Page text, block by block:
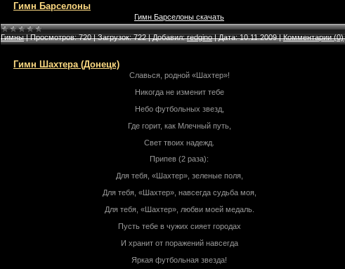
Гимн Барселоны
Гимн Барселоны скачать
Гимны|Просмотров: 720|Загрузок: 722|Добавил: redgino|Дата: 10.11.2009 |Комментарии (0)
Гимн Шахтера (Донецк)
Славься, родной «Шахтер»!
Никогда не изменит тебе
Небо футбольных звезд,
Где горит, как Млечный путь,
Свет твоих надежд.
Припев (2 раза):
Для тебя, «Шахтер», зеленые поля,
Для тебя, «Шахтер», навсегда судьба моя,
Для тебя, «Шахтер», любви моей медаль.
Пусть тебе в чужих сияет городах
И хранит от поражений навсегда
Яркая футбольная звезда!